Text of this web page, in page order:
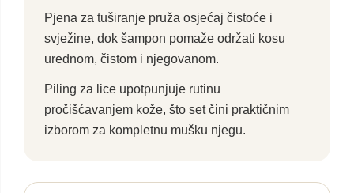
Pjena za tuširanje pruža osjećaj čistoće i
svježine, dok šampon pomaže održati kosu
urednom, čistom i njegovanom.
Piling za lice upotpunjuje rutinu
pročišćavanjem kože, što set čini praktičnim
izborom za kompletnu mušku njegu.